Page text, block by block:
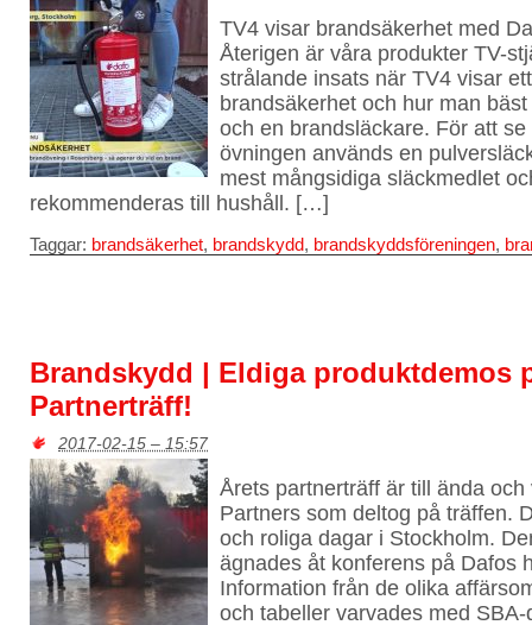
TV4 visar brandsäkerhet med
Återigen är våra produkter TV-
strålande insats när TV4 visar
brandsäkerhet och hur man
och en brandsläckare. För att
övningen används en
mest mångsidiga släckmedlet
rekommenderas till hushåll. […]
Taggar: brandsäkerhet, brandskydd, brandskyddsföreningen,
Brandskydd | Eldiga produktdemos
Partnerträff!
2017-02-15 – 15:57
Årets partnerträff är till ända
Partners som deltog på träffen.
och roliga dagar i Stockholm.
ägnades åt konferens på Dafos
Information från de olika
och tabeller varvades med